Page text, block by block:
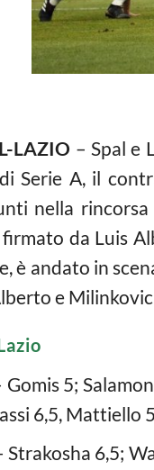
LAZIO – Spal e
Serie A, il
nella rincorsa
da Luis
è andato in
e
5;
6,5, Mattiello
Strakosha 6,5;